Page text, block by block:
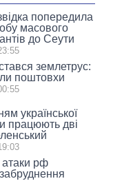
попередила
масового
до Сеути
землетрус:
поштовхи
української
працюють дві
атаки рф